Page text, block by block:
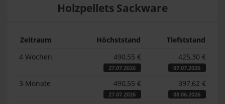
Holzpellets Sackware
Zeitraum Höchststand
Tiefststand
4 Wochen
490,55 €
27.07.2026
425,30 €
07.07.2026
3 Monate 490,55 €
27.07.2026
397,62 €
08.06.2026